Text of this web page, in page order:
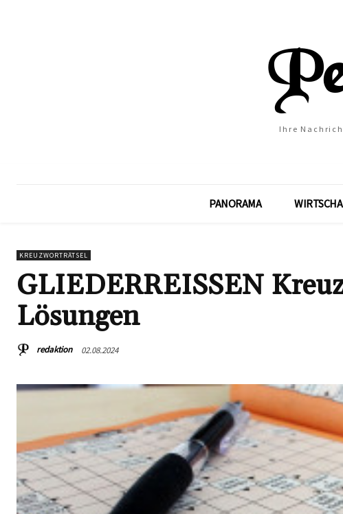
Ihre
PANORAMA
KREUZWORTRÄTSEL
GLIEDERREISSEN
Lösungen
redaktion 02.08.2024